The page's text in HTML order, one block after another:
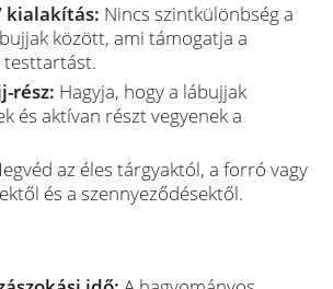
kialakítás: Nincs szintkülönbség a
között, ami támogatja a
testtartást.
rész: Hagyja, hogy a lábujjak
és aktívan részt vegyenek a
az éles tárgyaktól, a forró vagy
és a szennyeződésektől.